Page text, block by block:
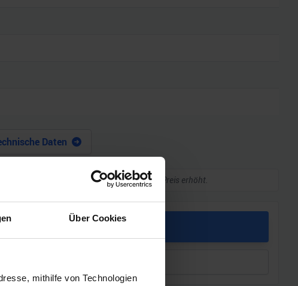
Über Cookies
mithilfe von Technologien
Daten
eine kleine Provision, ohne dass sich euer Preis erhöht.